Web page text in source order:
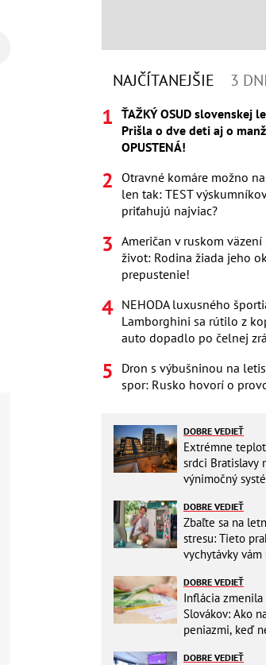
NAJČÍTANEJŠIE 3 DNI
ŤAŽKÝ OSUD slovenskej
Prišla o dve deti aj o
OPUSTENÁ!
Otravné komáre možno
len tak: TEST
priťahujú najviac?
Američan v ruskom
život: Rodina žiada jeho
prepustenie!
NEHODA luxusného
Lamborghini sa rútilo z
auto dopadlo po čelnej
Dron s výbušninou na
spor: Rusko hovorí o
DOBRE VEDIEŤ
Extrémne
srdci Bratislavy
výnimočný
DOBRE VEDIEŤ
Zbaľte sa na
stresu: Tieto
vychytávky vám
DOBRE VEDIEŤ
Inflácia zmenila
Slovákov: Ako
peniazmi, keď
DOBRE VEDIEŤ